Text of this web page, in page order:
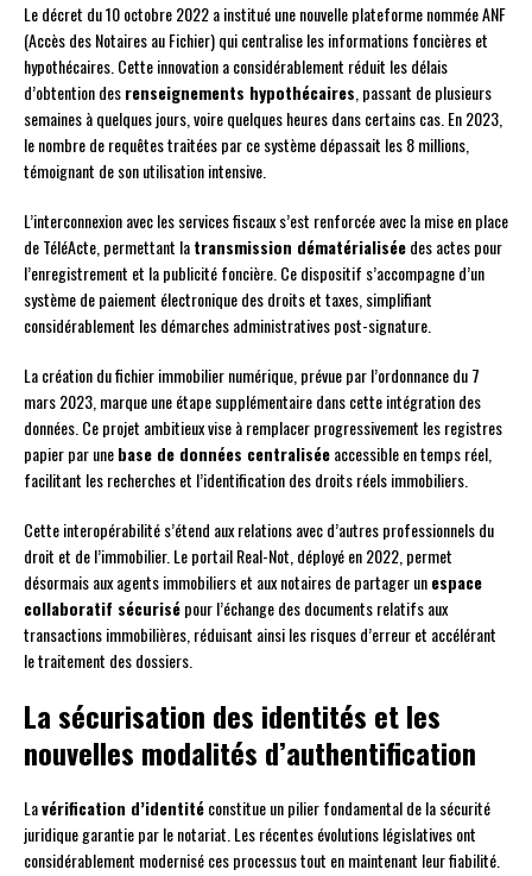
Le décret du 10 octobre 2022 a institué une nouvelle plateforme nommée ANF
(Accès des Notaires au Fichier) qui centralise les informations foncières et
hypothécaires. Cette innovation a considérablement réduit les délais
d’obtention desrenseignements hypothécaires , passant de plusieurs
semaines à quelques jours, voire quelques heures dans certains cas. En 2023,
le nombre de requêtes traitées par ce système dépassait les 8 millions,
témoignant de son utilisation intensive.
L’interconnexion avec les services fiscaux s’est renforcée avec la mise en place
de TéléActe, permettant latransmission dématérialiséedes actes pour
l’enregistrement et la publicité foncière. Ce dispositif s’accompagne d’un
système de paiement électronique des droits et taxes, simplifiant
considérablement les démarches administratives post-signature.
La création du fichier immobilier numérique, prévue par l’ordonnance du 7
mars 2023, marque une étape supplémentaire dans cette intégration des
données. Ce projet ambitieux vise à remplacer progressivement les registres
papier par unebase de données centraliséeaccessible en temps réel,
facilitant les recherches et l’identification des droits réels immobiliers.
Cette interopérabilité s’étend aux relations avec d’autres professionnels du
droit et de l’immobilier. Le portail Real-Not, déployé en 2022, permet
désormais aux agents immobiliers et aux notaires de partager unespace
collaboratif sécurisépour l’échange des documents relatifs aux
transactions immobilières, réduisant ainsi les risques d’erreur et accélérant
le traitement des dossiers.
La sécurisation des identités et les
nouvelles modalités d’authentification
Lavérification d’identitéconstitue un pilier fondamental de la sécurité
juridique garantie par le notariat. Les récentes évolutions législatives ont
considérablement modernisé ces processus tout en maintenant leur fiabilité.